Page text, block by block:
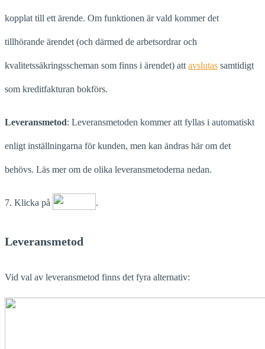
kopplat till ett ärende. Om funktionen är vald kommer det
tillhörande ärendet (och därmed de arbetsordrar och
kvalitetssäkringsscheman som finns i ärendet) att avslutas samtidigt
som kreditfakturan bokförs.
Leveransmetod: Leveransmetoden kommer att fyllas i automatiskt
enligt inställningarna för kunden, men kan ändras här om det
behövs. Läs mer om de olika leveransmetoderna nedan.
7. Klicka på .
Leveransmetod
Vid val av leveransmetod finns det fyra alternativ: